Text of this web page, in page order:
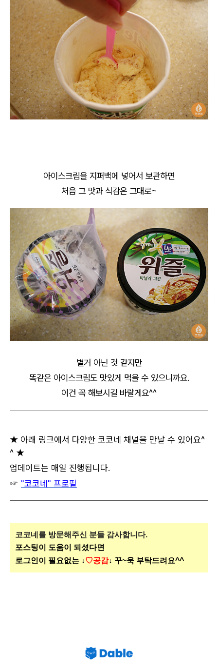
아이스크림을 지퍼백에 넣어서 보관하면
처음 그 맛과 식감은 그대로~
별거 아닌 것 같지만
똑같은 아이스크림도 맛있게 먹을 수 있으니까요.
이건 꼭 해보시길 바랄게요^^
★ 아래 링크에서 다양한 코코네 채널을 만날 수 있어요^
^ ★
업데이트는 매일 진행됩니다.
☞ "코코네" 프로필
코코네를 방문해주신 분들 감사합니다.
포스팅이 도움이 되셨다면
로그인이 필요없는 ↓♡공감↓ 꾸~욱 부탁드려요^^